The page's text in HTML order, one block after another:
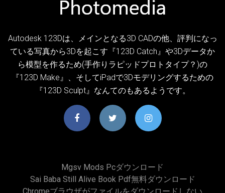
Autodesk 123Dは、メインとなる3D CADの他、評判になっ
ている写真から3Dを起こす『123D Catch』や3Dデータか
ら模型を作るため(手作りラピッドプロトタイプ？)の
『123D Make』、そしてiPadで3Dモデリングするための
『123D Sculpt』なんてのもあるようです。
Mgsv Mods Pcダウンロード
Sai Baba Still Alive Book Pdf無料ダウンロード